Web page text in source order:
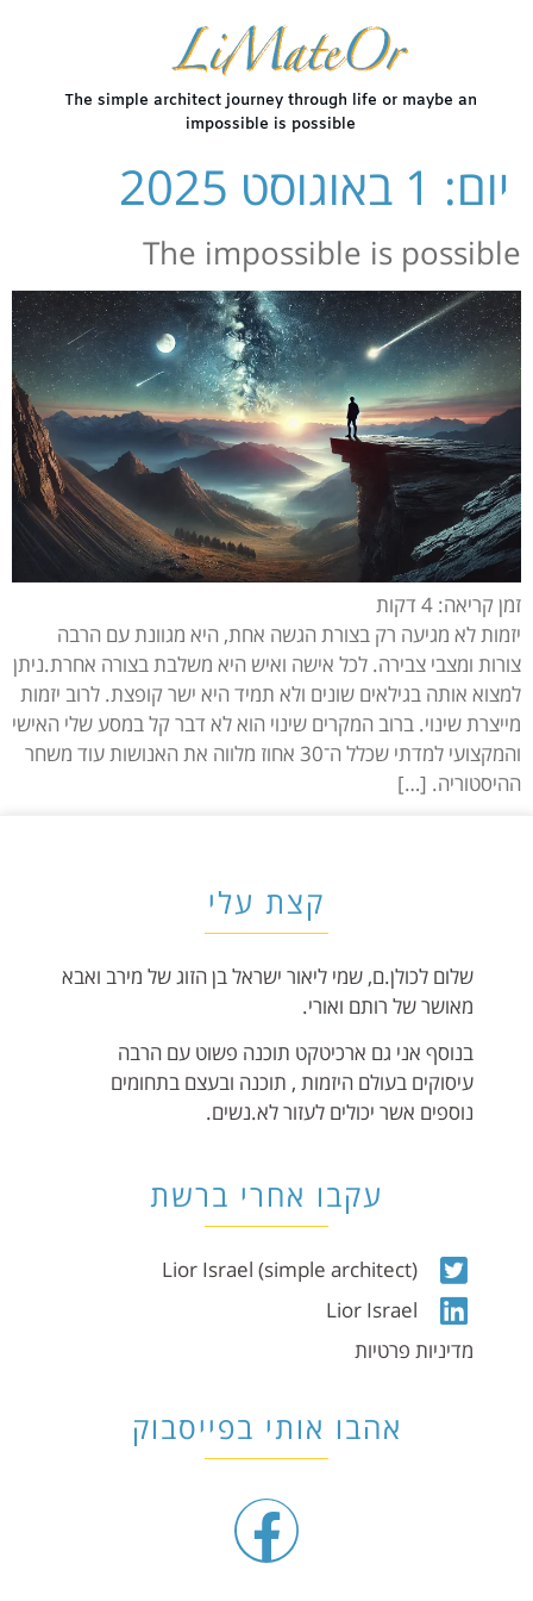
The simple architect journey through life or maybe an
impossible is possible
יום: 1 באוגוסט 2025
The impossible is possible
זמן קריאה: 4 דקות
יזמות לא מגיעה רק בצורת הגשה אחת, היא מגוונת עם הרבה
צורות ומצבי צבירה. לכל אישה ואיש היא משלבת בצורה אחרת.ניתן
למצוא אותה בגילאים שונים ולא תמיד היא ישר קופצת. לרוב יזמות
מייצרת שינוי. ברוב המקרים שינוי הוא לא דבר קל במסע שלי האישי
והמקצועי למדתי שכלל ה־30 אחוז מלווה את האנושות עוד משחר
ההיסטוריה. […]
קצת עלי
שלום לכולן.ם, שמי ליאור ישראל בן הזוג של מירב ואבא
מאושר של רותם ואורי.
בנוסף אני גם ארכיטקט תוכנה פשוט עם הרבה
עיסוקים בעולם היזמות , תוכנה ובעצם בתחומים
נוספים אשר יכולים לעזור לא.נשים.
עקבו אחרי ברשת
Lior Israel (simple architect)
Lior Israel
מדיניות פרטיות
אהבו אותי בפייסבוק